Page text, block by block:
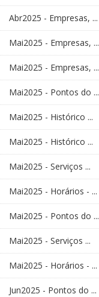
Abr2025 - Empresas, ...
Mai2025 - Empresas, ...
Mai2025 - Empresas, ...
Mai2025 - Pontos do ...
Mai2025 - Histórico ...
Mai2025 - Histórico ...
Mai2025 - Serviços ...
Mai2025 - Horários - ...
Mai2025 - Pontos do ...
Mai2025 - Serviços ...
Mai2025 - Horários - ...
Jun2025 - Pontos do ...